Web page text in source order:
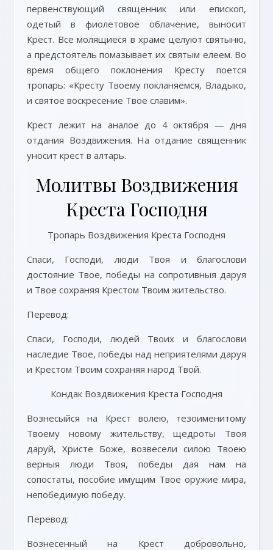
первенствующий священник или епископ,
одетый в фиолетовое облачение, выносит
Крест. Все молящиеся в храме целуют святыню,
а предстоятель помазывает их святым елеем. Во
время общего поклонения Кресту поется
тропарь: «Кресту Твоему покланяемся, Владыко,
и святое воскресение Твое славим».
Крест лежит на аналое до 4 октября — дня
отдания Воздвижения. На отдание священник
уносит крест в алтарь.
Молитвы Воздвижения
Креста Господня
Тропарь Воздвижения Креста Господня
Спаси, Господи, люди Твоя и благослови
достояние Твое, победы на сопротивныя даруя
и Твое сохраняя Крестом Твоим жительство.
Перевод:
Спаси, Господи, людей Твоих и благослови
наследие Твое, победы над неприятелями даруя
и Крестом Твоим сохраняя народ Твой.
Кондак Воздвижения Креста Господня
Вознесыйся на Крест волею, тезоименитому
Твоему новому жительству, щедроты Твоя
даруй, Христе Боже, возвесели силою Твоею
верныя люди Твоя, победы дая нам на
сопостаты, пособие имущим Твое оружие мира,
непобедимую победу.
Перевод:
Вознесенный на Крест добровольно,